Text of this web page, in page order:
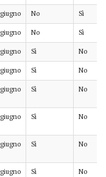
giugno No Sì
giugno No Sì
giugno Sì No
giugno Sì No
giugno Sì No
giugno Sì No
giugno Sì No
giugno Sì No